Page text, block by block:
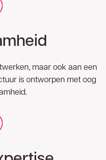
maar ook aan een
is ontworpen met oog